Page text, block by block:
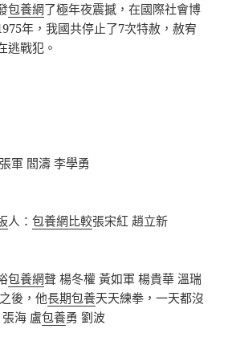
包養網了極年夜震撼，在國際社會博
年，我國共停止了7次特赦，赦宥
逃戰犯。
閻濤 李學勇
人：包養網比較張宋紅 趙立新
包養網聲 楊冬權 黃如軍 楊貴華 溫瑞
後，他長期包養天天練拳，一天都沒
海 盧包養勇 劉波